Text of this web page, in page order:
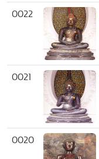
0022
0021
0020